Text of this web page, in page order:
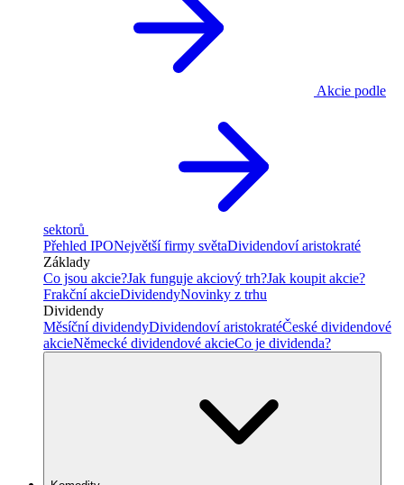
Akcie podle
sektorů
Přehled IPONejvětší firmy světaDividendoví aristokraté
Základy
Co jsou akcie?Jak funguje akciový trh?Jak koupit akcie?
Frakční akcieDividendyNovinky z trhu
Dividendy
Měsíční dividendyDividendoví aristokratéČeské dividendové
akcieNěmecké dividendové akcieCo je dividenda?